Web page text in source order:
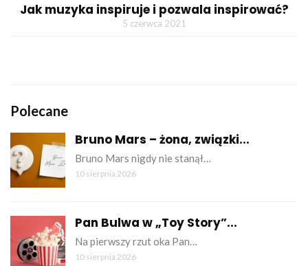
Jak muzyka inspiruje i pozwala inspirować?
5 czerwca 2021
Polecane
Bruno Mars – żona, związki...
Bruno Mars nigdy nie stanął…
10 sierpnia 2026
Pan Bulwa w „Toy Story”...
Na pierwszy rzut oka Pan…
10 sierpnia 2026